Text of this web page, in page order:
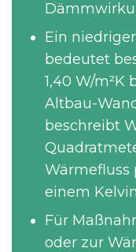
Ein
bedeutet
1,40 W/
Altbau-
beschreibt
Wärmefluss
einem
Für
oder zur